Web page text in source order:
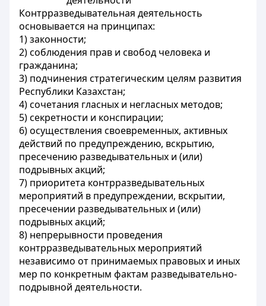
Контрразведывательная деятельность
основывается на принципах:
1) законности;
2) соблюдения прав и свобод человека и
гражданина;
3) подчинения стратегическим целям развития
Республики Казахстан;
4) сочетания гласных и негласных методов;
5) секретности и конспирации;
6) осуществления своевременных, активных
действий по предупреждению, вскрытию,
пресечению разведывательных и (или)
подрывных акций;
7) приоритета контрразведывательных
мероприятий в предупреждении, вскрытии,
пресечении разведывательных и (или)
подрывных акций;
8) непрерывности проведения
контрразведывательных мероприятий
независимо от принимаемых правовых и иных
мер по конкретным фактам разведывательно-
подрывной деятельности.